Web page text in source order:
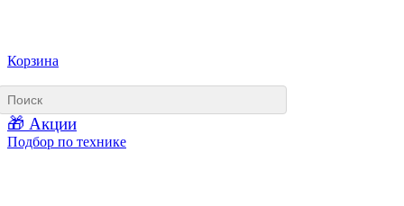
Корзина
🎁 Акции
Подбор по технике